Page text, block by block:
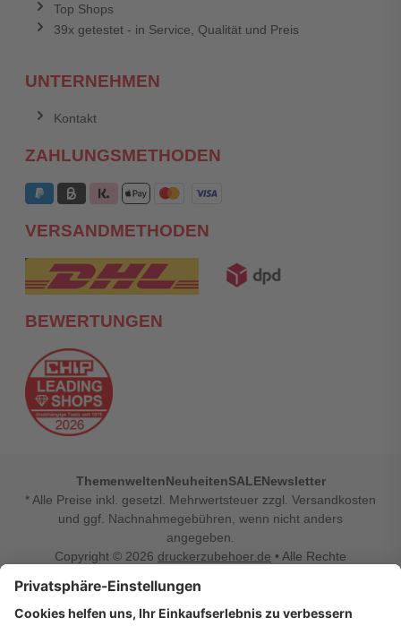
Top Shops
39x getestet - in Service, Qualität und Preis
UNTERNEHMEN
Kontakt
ZAHLUNGSMETHODEN
VERSANDMETHODEN
BEWERTUNGEN
ThemenweltenNeuheitenSALENewsletter
* Alle Preise inkl. gesetzl. Mehrwertsteuer zzgl. Versandkosten
und ggf. Nachnahmegebühren, wenn nicht anders
angegeben.
Copyright © 2026 druckerzubehoer.de • Alle Rechte
Vertrag widerrufen
Druckerzubehoer.de – preiswerte Qualität für Ihr Office